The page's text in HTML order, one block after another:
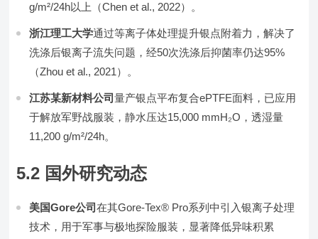
g/m²/24h以上（Chen et al., 2022）。
浙江理工大学通过等离子体处理提升银点附着力，解决了
洗涤后银离子流失问题，经50次洗涤后抑菌率仍达95%
（Zhou et al., 2021）。
江苏某新材料公司量产银点平布复合ePTFE面料，已应用
于解放军野战服装，静水压达15,000 mmH₂O，透湿量
11,200 g/m²/24h。
5.2 国外研究动态
美国Gore公司在其Gore-Tex® Pro系列中引入银离子处理
技术，用于军事与极地探险服装，显著降低异味积累